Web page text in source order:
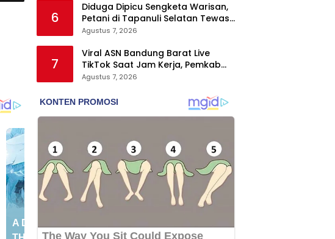
6
Diduga Dipicu Sengketa Warisan,
Petani di Tapanuli Selatan Tewas
Ditikam Adik Kandung
Agustus 7, 2026
7
Viral ASN Bandung Barat Live
TikTok Saat Jam Kerja, Pemkab
Siapkan Klarifikasi
Agustus 7, 2026